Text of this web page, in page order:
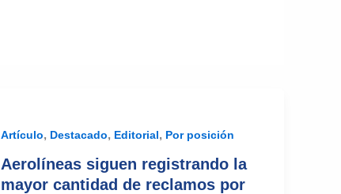
Artículo, Destacado, Editorial, Por posición
Aerolíneas siguen registrando la
mayor cantidad de reclamos por